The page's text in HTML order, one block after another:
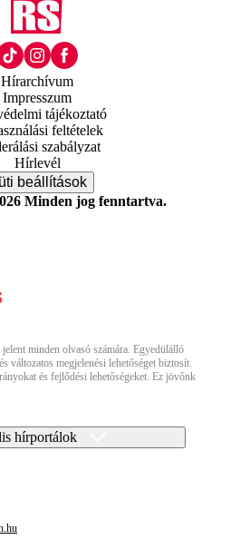
Hírarchívum
Impresszum
tájékoztató
feltételek
szabályzat
Hírlevél
beállítások
Minden jog fenntartva.
minden olvasó számára. Egyedülálló
változatos megjelenési lehetőséget biztosít.
és fejlődési lehetőségeket. Ez jövőnk
hírportálok